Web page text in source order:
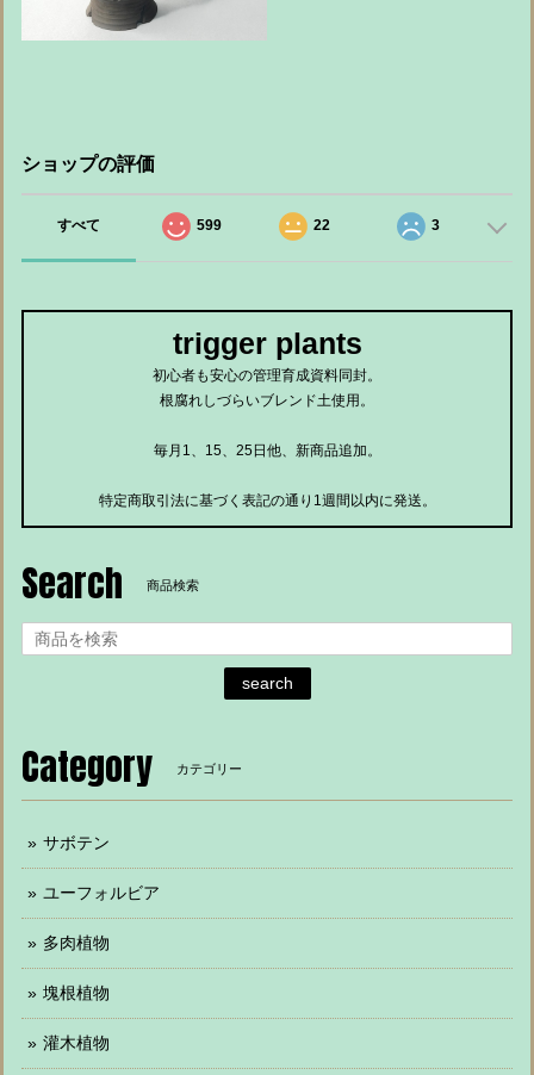
ショップの評価
すべて 599 22 3
trigger plants
初心者も安心の管理育成資料同封。
根腐れしづらいブレンド土使用。
毎月1、15、25日他、新商品追加。
特定商取引法に基づく表記の通り1週間以内に発送。
Search 商品検索
search
Category カテゴリー
サボテン
ユーフォルビア
多肉植物
塊根植物
灌木植物